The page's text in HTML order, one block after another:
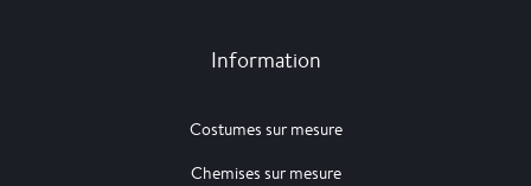
Information
Costumes sur mesure
Chemises sur mesure